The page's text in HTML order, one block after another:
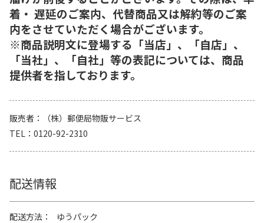
着・ 遅延のご案内、代替商品又は解約等のご案
内をさせていただく場合がございます。
※商品説明文に登場する「当店」、「自店」、
「当社」、「自社」等の表記については、商品
提供者を指しております。
販売者
（株）郵便局物販サービス
TEL
0120-92-2310
配送情報
配送方法
ゆうパック